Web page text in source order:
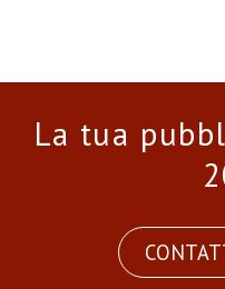
La tua